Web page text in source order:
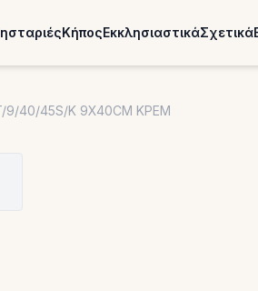
ΚήποςΕκκλησιαστικάΣχετικά
9/40/45S/K 9X40CM ΚΡΕΜ